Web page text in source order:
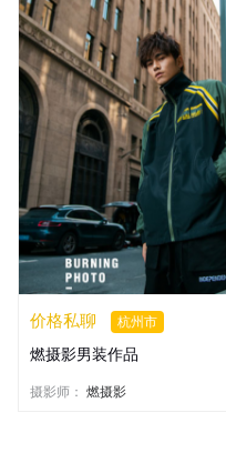
价格私聊 杭州市
燃摄影男装作品
摄影师： 燃摄影